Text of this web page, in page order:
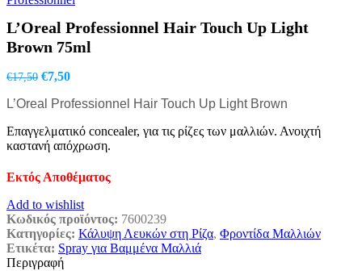
L’Oreal Professionnel Hair Touch Up Light
Brown 75ml
€17,50 Original
was:
€7,50Η
τιμή
€7,50.
L’Oreal Professionnel Hair Touch Up Light Brown
Επαγγελματικό concealer, για τις ρίζες των μαλλιών. Ανοιχτή
καστανή απόχρωση.
Εκτός Αποθέματος
Add to wishlist
Κωδικός προϊόντος: 7600239
Κατηγορίες: Κάλυψη Λευκών στη Ρίζα, Φροντίδα Μαλλιών
Ετικέτα: Spray για Βαμμένα Μαλλιά
Περιγραφή